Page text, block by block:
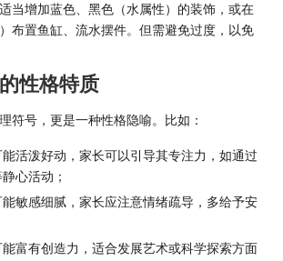
当增加蓝色、黑色（水属性）的装饰，或在
布置鱼缸、流水摆件。但需避免过度，以免
性格特质
符号，更是一种性格隐喻。比如：
活泼好动，家长可以引导其专注力，如通过
心活动；
敏感细腻，家长应注意情绪疏导，多给予安
富有创造力，适合发展艺术或科学探索方面